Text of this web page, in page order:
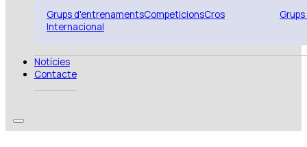
Grups d'entrenamentsCompeticionsCros
Internacional
Notícies
Contacte